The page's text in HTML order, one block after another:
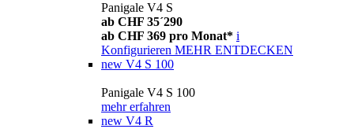
Panigale V4 S
ab CHF 35´290
ab CHF 369 pro Monat* i
Konfigurieren MEHR ENTDECKEN
new V4 S 100
Panigale V4 S 100
mehr erfahren
new V4 R